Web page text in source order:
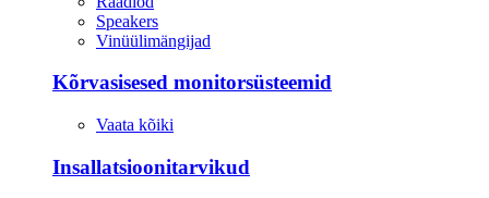
Speakers
Vinüülimängijad
Kõrvasisesed monitorsüsteemid
Vaata kõiki
Insallatsioonitarvikud